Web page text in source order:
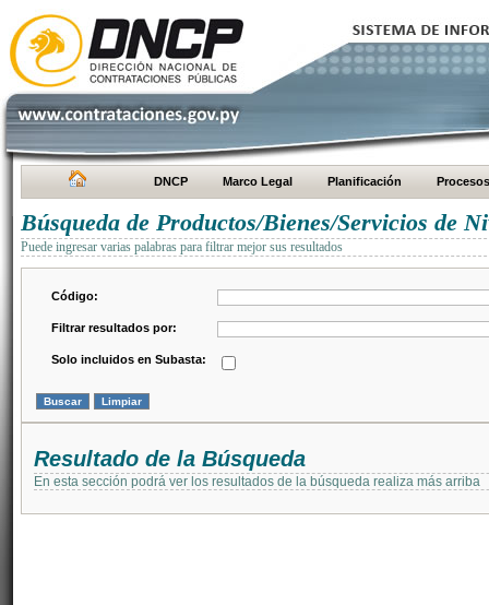
DNCP Marco Legal Planificación Procesos
Búsqueda de Productos/Bienes/Servicios de
Puede ingresar varias palabras para filtrar mejor sus resultados
Código:
Filtrar resultados por:
Solo incluidos en Subasta:
Resultado de la Búsqueda
En esta sección podrá ver los resultados de la búsqueda realiza más arriba